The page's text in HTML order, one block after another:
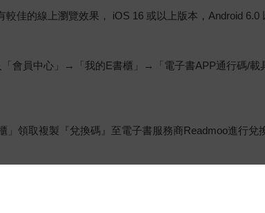
佳的線上瀏覽效果， iOS 16 或以上版本，Android
會員中心」→「我的E書櫃」→「電子書APP通行碼/
領取複製『兌換碼』至電子書服務商Readmoo進行兌換